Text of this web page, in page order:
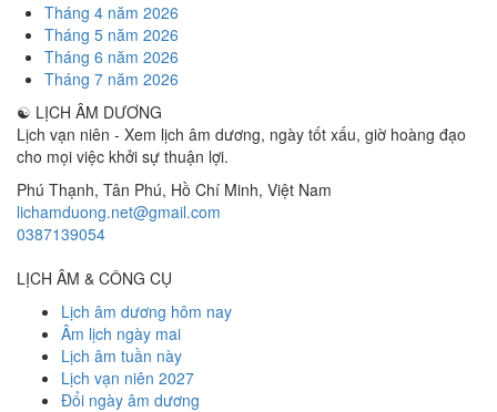
Tháng 4 năm 2026
Tháng 5 năm 2026
Tháng 6 năm 2026
Tháng 7 năm 2026
☯ LỊCH ÂM DƯƠNG
Lịch vạn niên - Xem lịch âm dương, ngày tốt xấu, giờ hoàng đạo
cho mọi việc khởi sự thuận lợi.
Phú Thạnh, Tân Phú, Hồ Chí Minh, Việt Nam
lichamduong.net@gmail.com
0387139054
LỊCH ÂM & CÔNG CỤ
Lịch âm dương hôm nay
Âm lịch ngày mai
Lịch âm tuần này
Lịch vạn niên 2027
Đổi ngày âm dương